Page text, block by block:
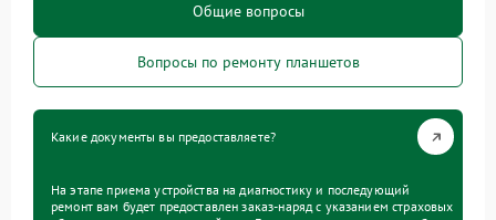
Общие вопросы
Вопросы по ремонту планшетов
Какие документы вы предоставляете?
На этапе приема устройства на диагностику и последующий
ремонт вам будет предоставлен заказ-наряд с указанием страховых